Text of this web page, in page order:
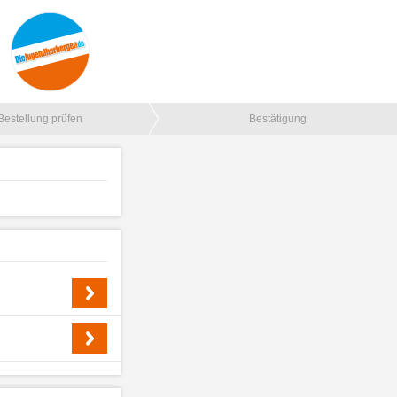
prüfen Bestätigung